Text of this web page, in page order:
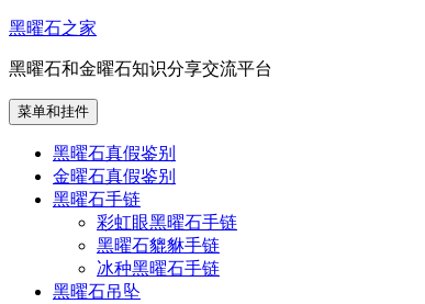
跳
内
容
黑曜石之家
黑曜石和金曜石知识分享交流平台
菜单和挂件
黑曜石真假鉴别
金曜石真假鉴别
黑曜石手链
彩虹眼黑曜石手链
黑曜石貔貅手链
冰种黑曜石手链
黑曜石吊坠